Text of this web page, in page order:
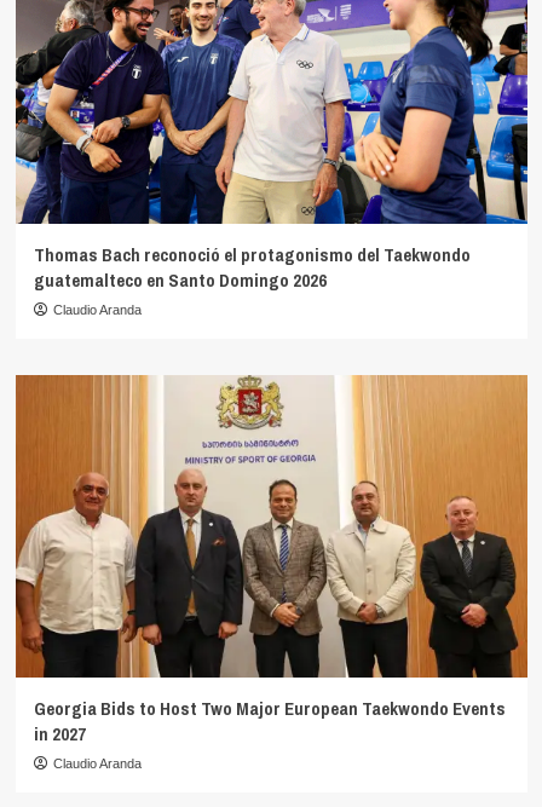
Thomas Bach reconoció el protagonismo del Taekwondo
guatemalteco en Santo Domingo 2026
Claudio Aranda
Georgia Bids to Host Two Major European Taekwondo Events
in 2027
Claudio Aranda